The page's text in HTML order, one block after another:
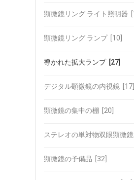
顕微鏡リング ライト照明器
顕微鏡リング ランプ[10]
導かれた拡大ランプ[27]
デジタル顕微鏡の内視鏡 [17]
顕微鏡の集中の棚 [20]
ステレオの単対物双眼顕微鏡
顕微鏡の予備品 [32]